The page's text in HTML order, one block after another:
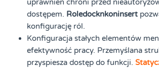
uprawnień chroni przed
dostępem. Roledocknkoninsert
konfigurację ról.
Konfiguracja stałych elementów
efektywność pracy. Przemyślana
przyspiesza dostęp do funkcji.